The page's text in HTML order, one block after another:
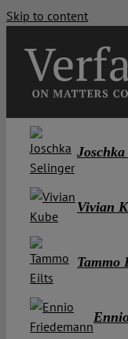
Skip to content
Vivian
Tammo